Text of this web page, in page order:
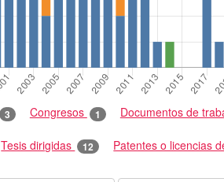
3 Congresos 1 Documentos de
Tesis dirigidas 12 Patentes o licencias